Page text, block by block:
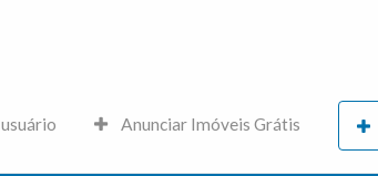
Anunciar Imóveis Grátis